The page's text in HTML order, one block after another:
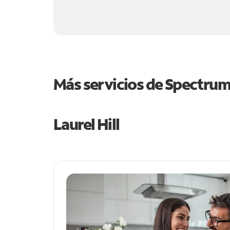
Más servicios de
Laurel Hill